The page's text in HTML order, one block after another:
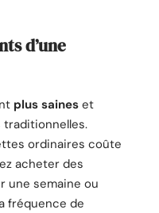
d’une
plus saines et
ordinaires coûte
acheter des
une semaine ou
fréquence de